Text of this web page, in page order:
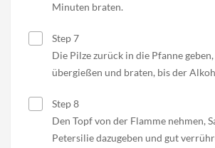
Minuten braten.
Step 7
Die Pilze zurück in die Pfanne
übergießen und braten, bis der
Step 8
Den Topf von der Flamme nehmen,
Petersilie dazugeben und gut